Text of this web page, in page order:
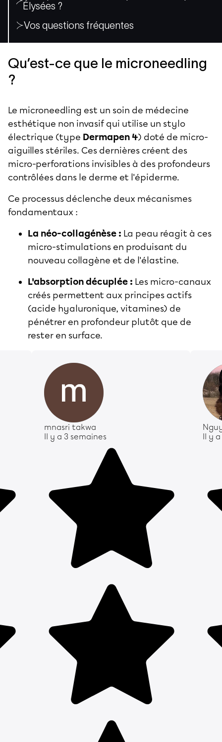
Élysées ?
Vos questions fréquentes
Qu’est-ce que le microneedling
?
Le microneedling est un soin de médecine
esthétique non invasif qui utilise un stylo
électrique (type Dermapen 4) doté de micro-
aiguilles stériles. Ces dernières créent des
micro-perforations invisibles à des profondeurs
contrôlées dans le derme et l'épiderme.
Ce processus déclenche deux mécanismes
fondamentaux :
La néo-collagénèse : La peau réagit à ces
micro-stimulations en produisant du
nouveau collagène et de l'élastine.
L'absorption décuplée : Les micro-canaux
créés permettent aux principes actifs
(acide hyaluronique, vitamines) de
pénétrer en profondeur plutôt que de
rester en surface.
mnasri takwa
Il y a 3 semaines
Il y